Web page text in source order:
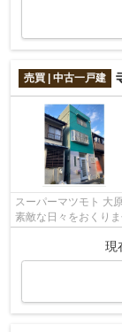
売買 | 中古一戸建
スーパーマツモト 大
素敵な日々をおくり
なら、当社をご用命
現